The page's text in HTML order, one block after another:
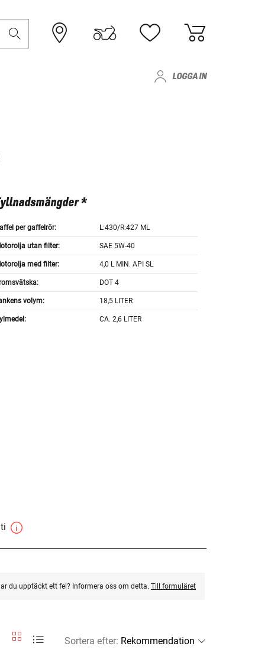
LOGGA IN
*
per gaffelrör: L:430/R:427 ML
utan filter: SAE 5W-40
med filter: 4,0 L MIN. API SL
DOT 4
volym: 18,5 LITER
CA. 2,6 LITER
du upptäckt ett fel? Informera oss om detta. Till formuläret
Sortera efter: